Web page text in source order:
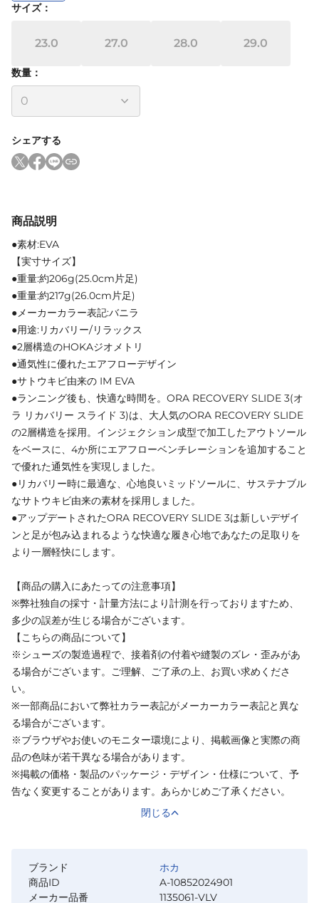
サイズ：
23.0 27.0 28.0 29.0
数量：
シェアする
商品説明
●素材:EVA
【実寸サイズ】
●重量:約206g(25.0cm片足)
●重量:約217g(26.0cm片足)
●メーカーカラー表記:バニラ
●用途:リカバリー/リラックス
●2層構造のHOKAジオメトリ
●通気性に優れたエアフローデザイン
●サトウキビ由来の IM EVA
●ランニング後も、快適な時間を。ORA RECOVERY SLIDE 3(オ
ラ リカバリー スライド 3)は、大人気のORA RECOVERY SLIDE
の2層構造を採用。インジェクション成型で加工したアウトソール
をベースに、4か所にエアフローベンチレーションを追加すること
で優れた通気性を実現しました。
●リカバリー時に最適な、心地良いミッドソールに、サステナブル
なサトウキビ由来の素材を採用しました。
●アップデートされたORA RECOVERY SLIDE 3は新しいデザイ
ンと足が包み込まれるような快適な履き心地であなたの足取りを
より一層軽快にします。
【商品の購入にあたっての注意事項】
※弊社独自の採寸・計量方法により計測を行っておりますため、
多少の誤差が生じる場合がございます。
【こちらの商品について】
※シューズの製造過程で、接着剤の付着や縫製のズレ・歪みがあ
る場合がございます。ご理解、ご了承の上、お買い求めくださ
い。
※一部商品において弊社カラー表記がメーカーカラー表記と異な
る場合がございます。
※ブラウザやお使いのモニター環境により、掲載画像と実際の商
品の色味が若干異なる場合があります。
※掲載の価格・製品のパッケージ・デザイン・仕様について、予
告なく変更することがあります。あらかじめご了承ください。
閉じる
ブランド
ホカ
商品ID
A-10852024901
メーカー品番
1135061-VLV